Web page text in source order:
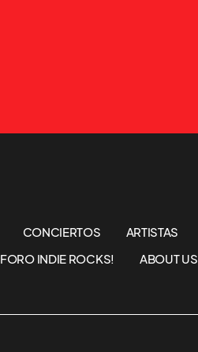
CONCIERTOS ARTISTAS
FORO INDIE ROCKS! ABOUT US